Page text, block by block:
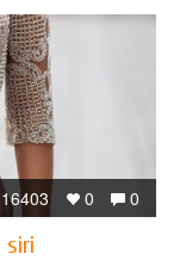
0
0
16403
siri